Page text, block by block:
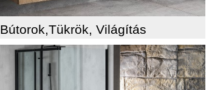
Bútorok,Tükrök, Világítás